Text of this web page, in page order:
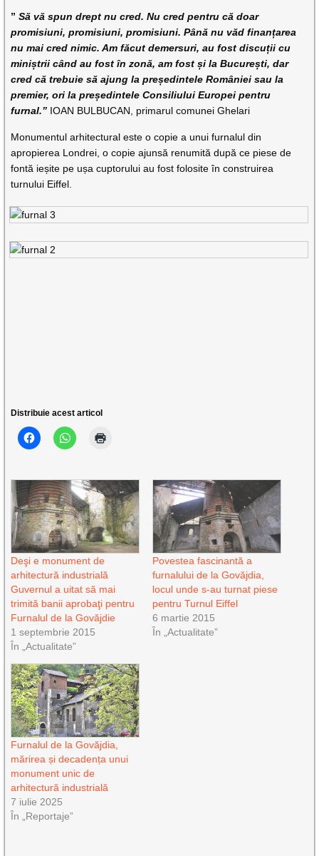
”Să vă spun drept nu cred. Nu cred pentru că doar
promisiuni, promisiuni, promisiuni. Până nu văd finanțarea
nu mai cred nimic. Am făcut demersuri, au fost discuții cu
miniștrii când au fost în zonă, am fost și la București, dar
cred că trebuie să ajung la președintele României sau la
premier, ori la președintele Consiliului Europei pentru
furnal.” IOAN BULBUCAN, primarul comunei Ghelari
Monumentul arhitectural este o copie a unui furnalul din
apropierea Londrei, o copie ajunsă renumită după ce piese de
fontă ieșite pe ușa cuptorului au fost folosite în construirea
turnului Eiffel.
Distribuie acest articol
Deşi e monument de
arhitectură industrială
Guvernul a uitat să mai
trimită banii aprobaţi pentru
Furnalul de la Govăjdie
1 septembrie 2015
În „Actualitate”
Povestea fascinantă a
furnalului de la Govăjdia,
locul unde s-au turnat piese
pentru Turnul Eiffel
6 martie 2015
În „Actualitate”
Furnalul de la Govăjdia,
mărirea și decadența unui
monument unic de
arhitectură industrială
7 iulie 2025
În „Reportaje”